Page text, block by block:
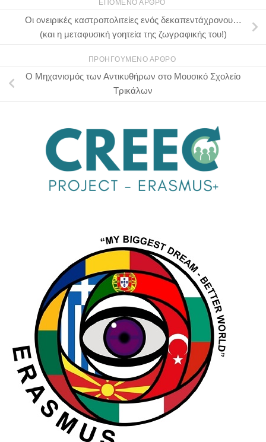
ΕΠΌΜΕΝΟ ΆΡΘΡΟ
Οι ονειρικές καστροπολιτείες ενός δεκαπεντάχρονου…
(και η μεταφυσική γοητεία της ζωγραφικής του!)
ΠΡΟΗΓΟΎΜΕΝΟ ΆΡΘΡΟ
Ο Μηχανισμός των Αντικυθήρων στο Μουσικό Σχολείο
Τρικάλων